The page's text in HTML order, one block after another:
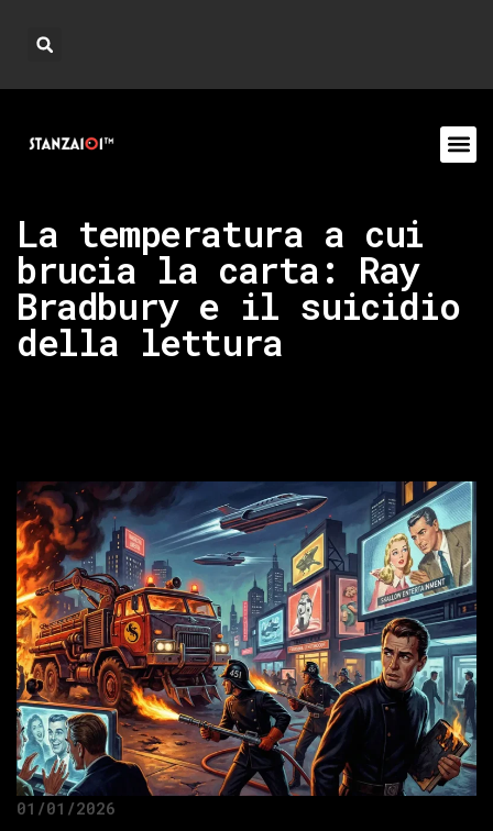
La temperatura a cui
brucia la carta: Ray
Bradbury e il suicidio
della lettura
01/01/2026